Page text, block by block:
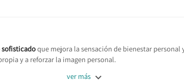
que mejora la sensación de bienestar
y a reforzar la imagen personal.
ver más 